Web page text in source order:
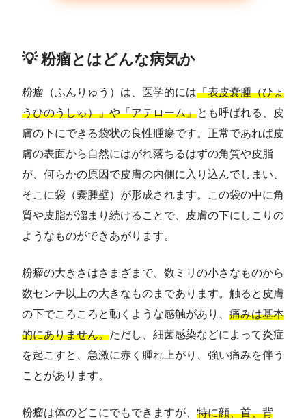
💡 粉瘤とはどんな病気か
粉瘤（ふんりゅう）は、医学的には「表皮嚢腫（ひょ
うひのうしゅ）」や「アテローム」とも呼ばれる、皮
膚の下にできる袋状の良性腫瘍です。正常であれば皮
膚の表面から自然にはがれ落ちるはずの角質や皮脂
が、何らかの原因で皮膚の内側に入り込んでしまい、
そこに袋（嚢腫壁）が形成されます。この袋の中に角
質や皮脂が溜まり続けることで、皮膚の下にしこりの
ようなものができあがります。
粉瘤の大きさはさまざまで、数ミリの小さなものから
数センチ以上の大きなものまであります。触ると皮膚
の下でころころと動くような感触があり、 痛みは基本
的にありません。ただし、細菌感染などによって炎症
を起こすと、急激に赤く腫れ上がり、強い痛みを伴う
ことがあります。
粉瘤は体のどこにでもできますが、 特に顔、首、背